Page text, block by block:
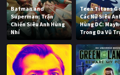
Batman and
Superman: Trận
Chiến Siêu Anh Hùng
Nhí
Teen Titans
Các Nữ Siêu
Hùng DC:
Trong Đa Vũ